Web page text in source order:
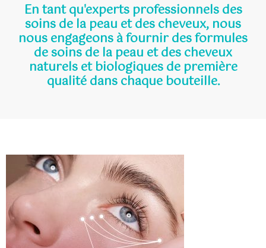
En tant qu'experts professionnels des
soins de la peau et des cheveux, nous
nous engageons à fournir des formules
de soins de la peau et des cheveux
naturels et biologiques de première
qualité dans chaque bouteille.